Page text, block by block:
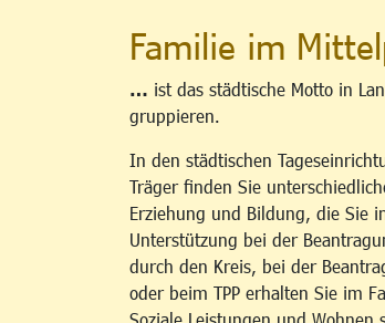
Familie im
… ist das städtische Motto in
gruppieren.
In den städtischen
Träger finden Sie
Erziehung und Bildung, die Sie
Unterstützung bei der
durch den Kreis, bei der
oder beim TPP erhalten Sie im